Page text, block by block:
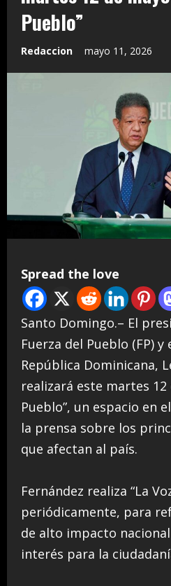
Pueblo”
Redaccion mayo 11, 2026
Spread the love
Santo Domingo.– El
Fuerza del Pueblo (FP)
República Dominicana,
realizará este martes 12
Pueblo”, un espacio en
la prensa sobre los
que afectan al país.
Fernández realiza “La
periódicamente, para
de alto impacto
interés para la